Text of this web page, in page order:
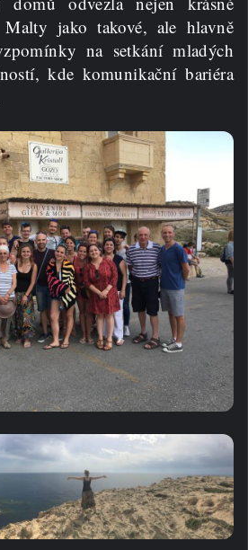
jako takové, ale hlavně
na setkání mladých
kde komunikační bariéra